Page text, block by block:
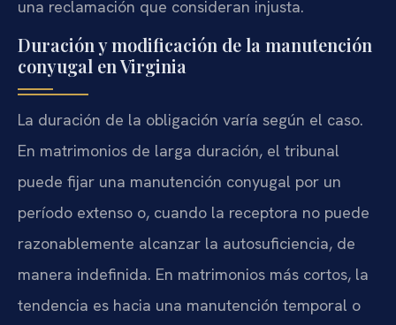
una reclamación que consideran injusta.
Duración y modificación de la manutención
conyugal en Virginia
La duración de la obligación varía según el caso.
En matrimonios de larga duración, el tribunal
puede fijar una manutención conyugal por un
período extenso o, cuando la receptora no puede
razonablemente alcanzar la autosuficiencia, de
manera indefinida. En matrimonios más cortos, la
tendencia es hacia una manutención temporal o